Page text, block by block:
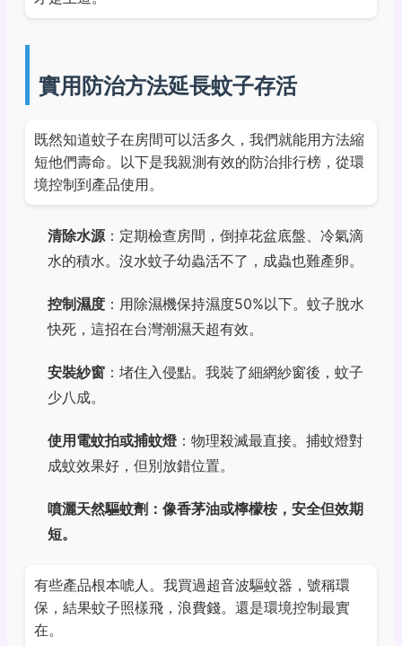
實用防治方法延長蚊子存活
既然知道蚊子在房間可以活多久，我們就能用方法縮
短他們壽命。以下是我親測有效的防治排行榜，從環
境控制到產品使用。
清除水源：定期檢查房間，倒掉花盆底盤、冷氣滴
水的積水。沒水蚊子幼蟲活不了，成蟲也難產卵。
控制濕度 ：用除濕機保持濕度50%以下。蚊子脫水
快死，這招在台灣潮濕天超有效。
安裝紗窗 ：堵住入侵點。我裝了細網紗窗後，蚊子
少八成。
使用電蚊拍或捕蚊燈：物理殺滅最直接。捕蚊燈對
成蚊效果好，但別放錯位置。
噴灑天然驅蚊劑：像香茅油或檸檬桉，安全但效期
短。
有些產品根本唬人。我買過超音波驅蚊器，號稱環
保，結果蚊子照樣飛，浪費錢。還是環境控制最實
在。